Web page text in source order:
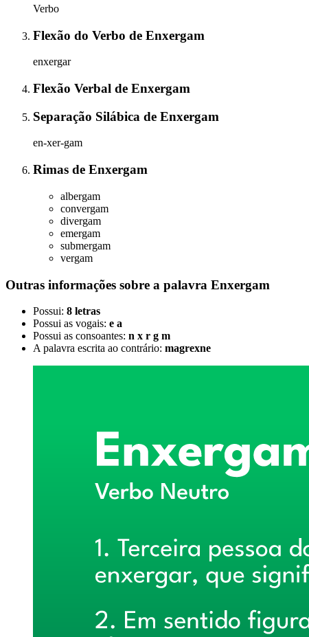
Verbo
Flexão do Verbo de Enxergam
enxergar
Flexão Verbal de Enxergam
Separação Silábica de Enxergam
en-xer-gam
Rimas de Enxergam
albergam
convergam
divergam
emergam
submergam
vergam
Outras informações sobre a palavra Enxergam
Possui: 8 letras
Possui as vogais: e a
Possui as consoantes: n x r g m
A palavra escrita ao contrário: magrexne